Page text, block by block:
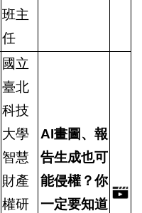
班主
任
國立
臺北
科技
大學
智慧
財產
權研
AI畫圖、報
告生成也可
能侵權？你
一定要知道